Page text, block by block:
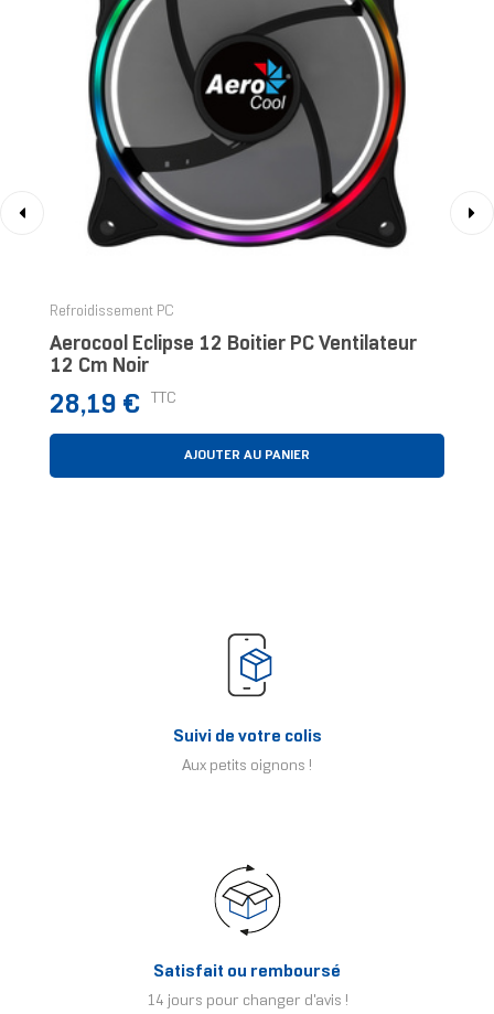
Refroidissement PC
Aerocool Eclipse 12 Boitier PC Ventilateur
12 Cm Noir
Prix
28,19 € TTC
AJOUTER AU PANIER
Suivi de votre colis
Aux petits oignons !
Satisfait ou remboursé
14 jours pour changer d'avis !